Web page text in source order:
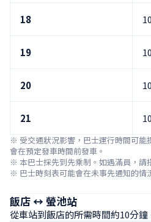
18
19
20
21
※ 受交通狀況影響，巴士運行時間可能
會在預定發車時間前發車。
※ 本巴士採先到先乘制。如遇滿員，請
※ 巴士時刻表可能會在未事先通知的情
飯店 ↔ 螢池站
從車站到飯店的所需時間約10分鐘